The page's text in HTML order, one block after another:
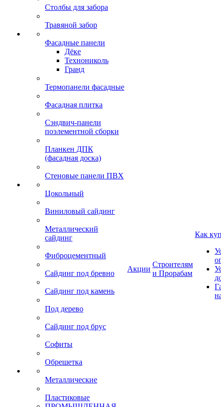
Столбы для забора
Травяной забор
Фасадные панели
Дёке
Технониколь
Гранд
Термопанели фасадные
Фасадная плитка
Сэндвич-панели
поэлементной сборки
Планкен ДПК
(фасадная доска)
Стеновые панели ПВХ
Цокольный
Виниловый сайдинг
Металлический
сайдинг
Фиброцементный
Сайдинг под бревно
Сайдинг под камень
Под дерево
Сайдинг под брус
Софиты
Обрешетка
Металлические
Пластиковые
Акции
Строителям
и Прорабам
Как